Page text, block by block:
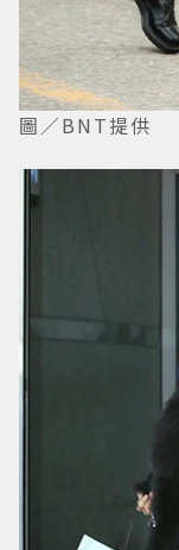
圖／BNT提供